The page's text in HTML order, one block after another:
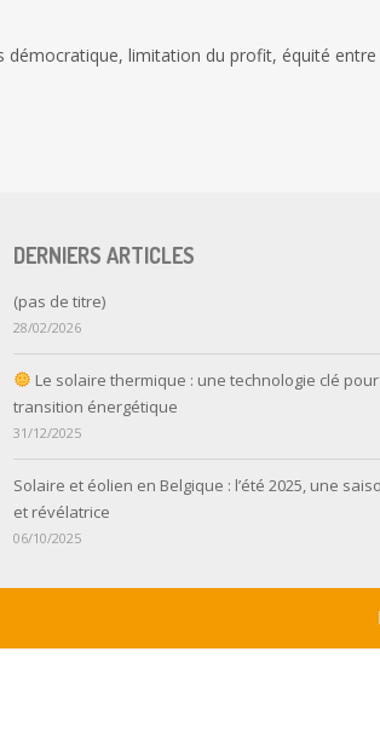
démocratique, limitation du profit, équité
DERNIERS ARTICLES
(pas de titre)
28/02/2026
Le solaire thermique : une technologie clé
transition énergétique
31/12/2025
Solaire et éolien en Belgique : l’été 2025, une
et révélatrice
06/10/2025